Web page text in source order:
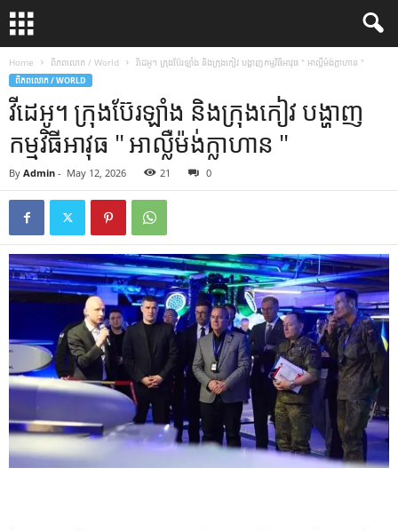
Home ពិភពលោក / World វីដេអូ។ ក្រុង​ប៊ែរឡាំង និង​ក្រុង​កៀវ បង្ហាញ​កម្មវិធី​អាវុធ " អាល្លឺម៉ង់ក្លាហាន "
ពិភពលោក / WORLD
វីដេអូ។ ក្រុង​ប៊ែរឡាំង និង​ក្រុង​កៀវ បង្ហាញ​
កម្មវិធី​អាវុធ " អាល្លឺម៉ង់ក្លាហាន "
By Admin - May 12, 2026 21 0